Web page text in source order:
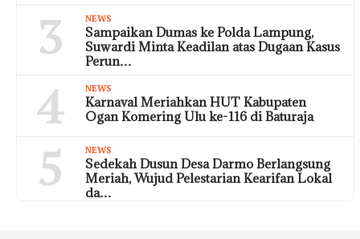
3 NEWS
Sampaikan Dumas ke Polda Lampung,
Suwardi Minta Keadilan atas Dugaan Kasus
Perun…
4 NEWS
Karnaval Meriahkan HUT Kabupaten
Ogan Komering Ulu ke-116 di Baturaja
5 NEWS
Sedekah Dusun Desa Darmo Berlangsung
Meriah, Wujud Pelestarian Kearifan Lokal
da…